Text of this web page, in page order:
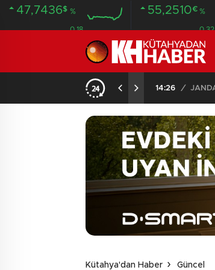
47,7436$ %
0.18
55,2510€ %
0.32
02:03 /
Kütahya'dan Haber Güncel